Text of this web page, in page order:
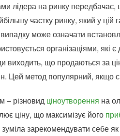
лідера на ринку передбачає,
частку ринку, який у
може означати
організаціями,
виходить, що продаються за
Цей метод популярний, якщо
– різновид ціноутворення на
ціну, що максимізує його
зарекомендувати себе